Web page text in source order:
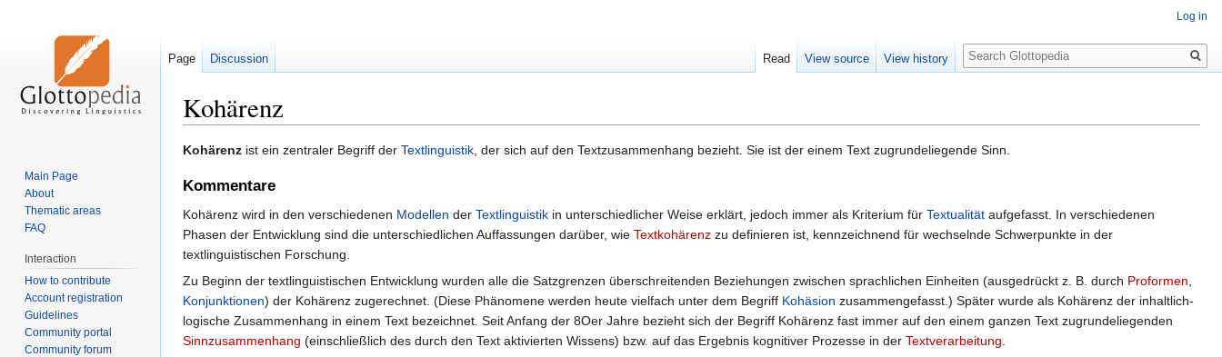
Kohärenz
Jump
navigation
Jump
search
Kohärenz ist ein zentraler Begriff der Textlinguistik, der sich auf den Textzusammenhang bezieht. Sie ist der einem Text zugrundeliegende Sinn.
Kommentare
Kohärenz wird in den verschiedenen Modellen der Textlinguistik in unterschiedlicher Weise erklärt, jedoch immer als Kriterium für Textualität aufgefasst. In verschiedenen
Phasen der Entwicklung sind die unterschiedlichen Auffassungen darüber, wie Textkohärenz zu definieren ist, kennzeichnend für wechselnde Schwerpunkte in der
textlinguistischen Forschung.
Zu Beginn der textlinguistischen Entwicklung wurden alle die Satzgrenzen überschreitenden Beziehungen zwischen sprachlichen Einheiten (ausgedrückt z. B. durch Proformen
Konjunktionen) der Kohärenz zugerechnet. (Diese Phänomene werden heute vielfach unter dem Begriff Kohäsion zusammengefasst.) Später wurde als Kohärenz der inhaltlich-
logische Zusammenhang in einem Text bezeichnet. Seit Anfang der 8Oer Jahre bezieht sich der Begriff Kohärenz fast immer auf den einem ganzen Text zugrundeliegenden
Sinnzusammenhang (einschließlich des durch den Text aktivierten Wissens) bzw. auf das Ergebnis kognitiver Prozesse in der Textverarbeitung
Log in
Page Discussion Read View source View history
Search
Main Page
About
Thematic areas
FAQ
Interaction
How to contribute
Account registration
Guidelines
Community portal
Community forum